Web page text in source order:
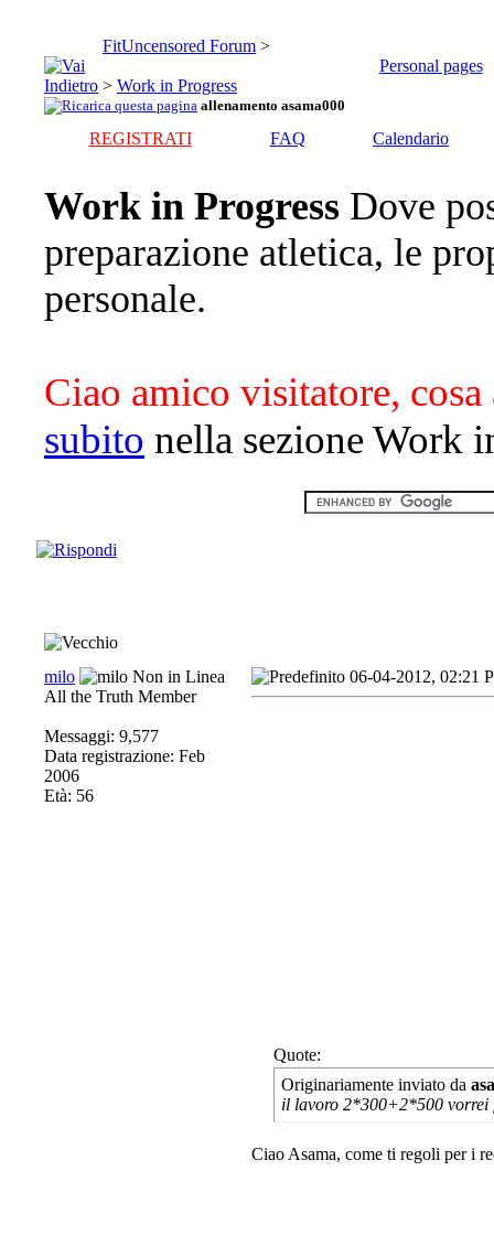
FitUncensored Forum >
Personal pages
> Work in Progress
allenamento asama000
REGISTRATI FAQ Calendario
Work in Progress Dove
preparazione atletica, le
personale.
Ciao amico visitatore, cosa
subito nella sezione Work
milo
All the Truth Member
Messaggi: 9,577
Data registrazione: Feb
2006
Età: 56
06-04-2012, 02:21
Quote:
Originariamente inviato da
il lavoro 2*300+2*500 vorrei
Ciao Asama, come ti regoli per i